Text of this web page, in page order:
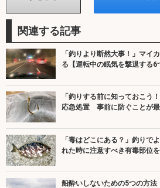
関連する記事
「釣りより断然大事！」マイ
る【運転中の眠気を撃退する6
「釣りする前に知っておこう
応急処置 事前に防ぐことが最
「毒はどこにある？」釣りで
れた時に注意すべき有毒部位
船酔いしないための5つの方